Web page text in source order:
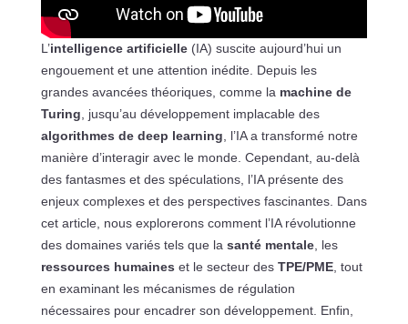
L’intelligence artificielle(IA) suscite aujourd’hui un
engouement et une attention inédite. Depuis les
grandes avancées théoriques, comme la machine de
Turing, jusqu’au développement implacable des
algorithmes de deep learning, l’IA a transformé notre
manière d’interagir avec le monde. Cependant, au-delà
des fantasmes et des spéculations, l’IA présente des
enjeux complexes et des perspectives fascinantes. Dans
cet article, nous explorerons comment l’IA révolutionne
des domaines variés tels que la santé mentale, les
ressources humaines et le secteur des TPE/PME, tout
en examinant les mécanismes de régulation
nécessaires pour encadrer son développement. Enfin,